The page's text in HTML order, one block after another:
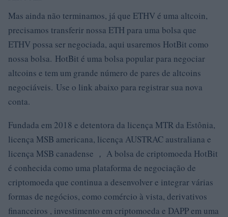
Mas ainda não terminamos, já que ETHV é uma altcoin,
precisamos transferir nossa ETH para uma bolsa que
ETHV possa ser negociada, aqui usaremos HotBit como
nossa bolsa. HotBit é uma bolsa popular para negociar
altcoins e tem um grande número de pares de altcoins
negociáveis. Use o link abaixo para registrar sua nova
conta.
Fundada em 2018 e detentora da licença MTR da Estônia,
licença MSB americana, licença AUSTRAC australiana e
licença MSB canadense ， A bolsa de criptomoeda HotBit
é conhecida como uma plataforma de negociação de
criptomoeda que continua a desenvolver e integrar várias
formas de negócios, como comércio à vista, derivativos
financeiros , investimento em criptomoeda e DAPP em uma